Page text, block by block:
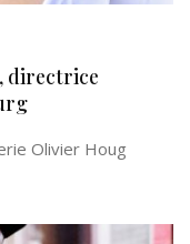
directrice
Olivier Houg